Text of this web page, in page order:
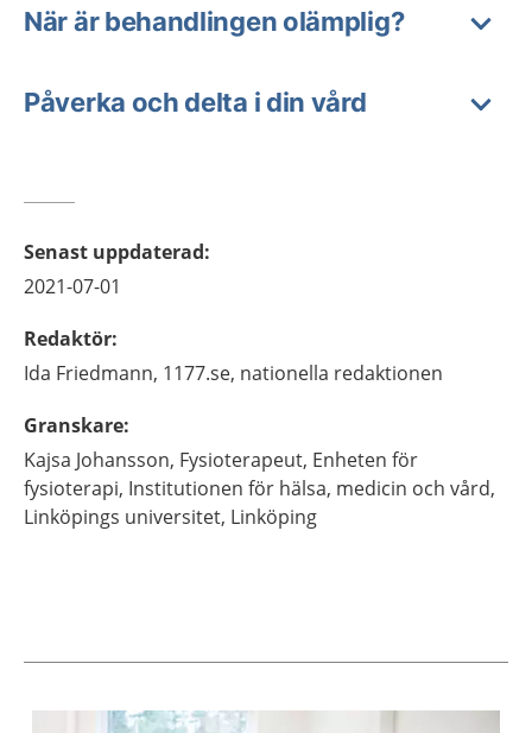
När är behandlingen olämplig?
Påverka och delta i din vård
Senast uppdaterad:
2021-07-01
Redaktör:
Ida Friedmann, 1177.se, nationella redaktionen
Granskare:
Kajsa Johansson, Fysioterapeut, Enheten för
fysioterapi, Institutionen för hälsa, medicin och vård,
Linköpings universitet, Linköping